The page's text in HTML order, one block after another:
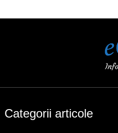
Categorii articole